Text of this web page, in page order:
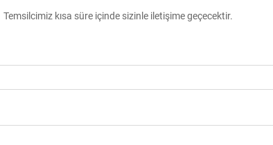
Temsilcimiz kısa süre içinde sizinle iletişime geçecektir.